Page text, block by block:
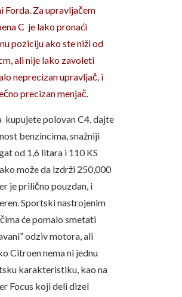
Forda. Za upravljačem
C je lako pronaći
poziciju ako ste niži od
ali nije lako zavoleti
neprecizan upravljač, i
precizan menjač.
kupujete polovan C4, dajte
benzincima, snažniji
od 1,6 litara i 110 KS
može da izdrži 250,000
je prilično pouzdan, i
Sportski nastrojenim
će pomalo smetati
odziv motora, ali
Citroen nema ni jednu
karakteristiku, kao na
Focus koji deli dizel